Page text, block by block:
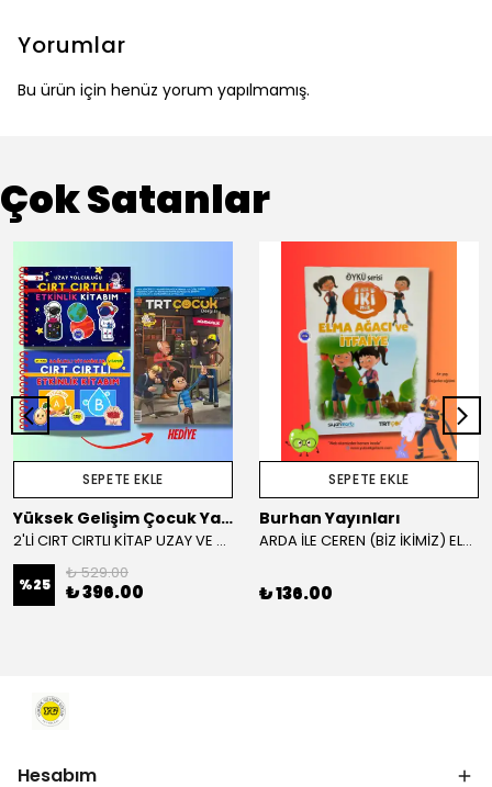
Yorumlar
Bu ürün için henüz yorum yapılmamış.
Çok Satanlar
SEPETE EKLE
Yüksek Gelişim Çocuk Yayınları
2'Lİ CIRT CIRTLI KİTAP UZAY VE SAĞLIKLI VİTAMİNLER KAMPANYA
%25
₺ 529.00
₺ 396.00
SEPETE EKLE
Burhan Yayınları
ARDA İLE CEREN (BİZ İKİMİZ) ELMA AĞACI VE İTFAİYE HİKAYE KİTABI
₺ 136.00
Hesabım